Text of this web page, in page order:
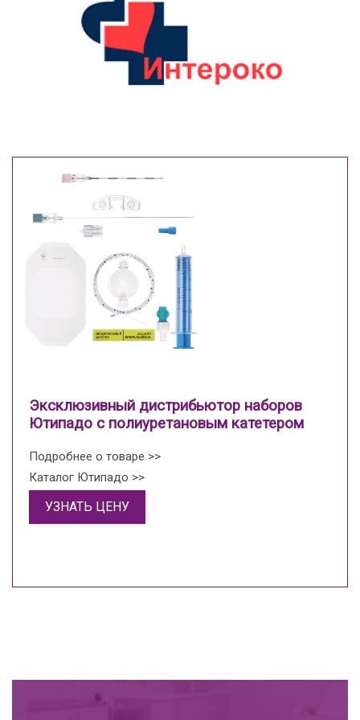
Эксклюзивный дистрибьютор наборов
Ютипадо с полиуретановым катетером
Подробнее о товаре >>
Каталог Ютипадо >>
УЗНАТЬ ЦЕНУ